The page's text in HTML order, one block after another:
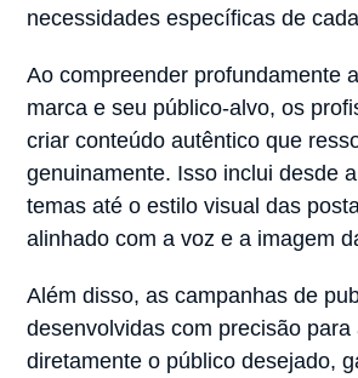
necessidades específicas de
Ao compreender profundamente
marca e seu público-alvo, os
criar conteúdo autêntico que
genuinamente. Isso inclui desde
temas até o estilo visual das
alinhado com a voz e a imagem
Além disso, as campanhas de
desenvolvidas com precisão para
diretamente o público desejado,